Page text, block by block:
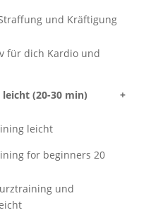
und Kräftigung
für dich Kardio und
(20-30 min)
+
leicht
for beginners 20
und